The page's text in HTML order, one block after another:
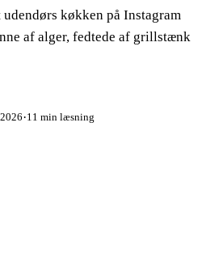
køkken på Instagram
af alger, fedtede af grillstænk
·11 min læsning